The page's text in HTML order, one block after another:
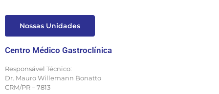
Nossas Unidades
Centro Médico Gastroclínica
Responsável Técnico:
Dr. Mauro Willemann Bonatto
CRM/PR – 7813